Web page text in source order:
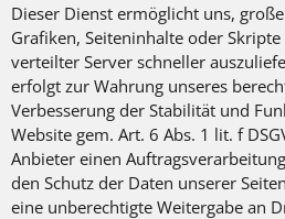
Dieser Dienst ermöglicht uns,
Grafiken, Seiteninhalte oder
verteilter Server schneller
erfolgt zur Wahrung unseres
Verbesserung der Stabilität und
Website gem. Art. 6 Abs. 1 lit. f
Anbieter einen
den Schutz der Daten unserer
eine unberechtigte Weitergabe an